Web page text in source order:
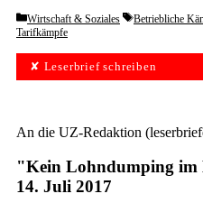
Categories
Wirtschaft & Soziales Tags
Betriebliche
Tarifkämpfe
✘ Leserbrief schreiben
An die UZ-Redaktion
"Kein Lohndumping im
14. Juli 2017